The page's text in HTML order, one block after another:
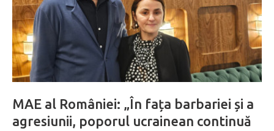
MAE al României: „În fața barbariei și a
agresiunii, poporul ucrainean continuă